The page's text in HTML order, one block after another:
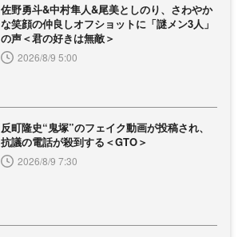
佐野勇斗&中村隼人&尾美としのり、さわやか
な笑顔の仲良しオフショットに「謎メン3人」
の声＜君の好きは無敵＞
2026/8/9 5:00
反町隆史“鬼塚”のフェイク動画が投稿され、
抗議の電話が殺到する＜GTO＞
2026/8/9 7:30